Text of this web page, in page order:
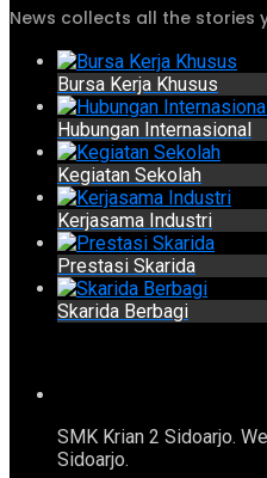
News collects all the stories
Bursa Kerja Khusus
Hubungan Internasional
Kegiatan Sekolah
Kerjasama Industri
Prestasi Skarida
Skarida Berbagi
SMK Krian 2 Sidoarjo.
Sidoarjo.